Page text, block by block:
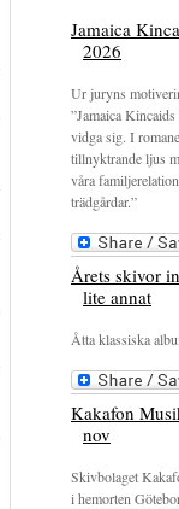
Jamaica
2026
Ur juryns
”Jamaica
vidga sig. I
tillnyktrande ljus
våra
trädgårdar.”
Årets skivor
lite annat
Åtta klassiska
Kakafon
nov
Skivbolaget
i hemorten